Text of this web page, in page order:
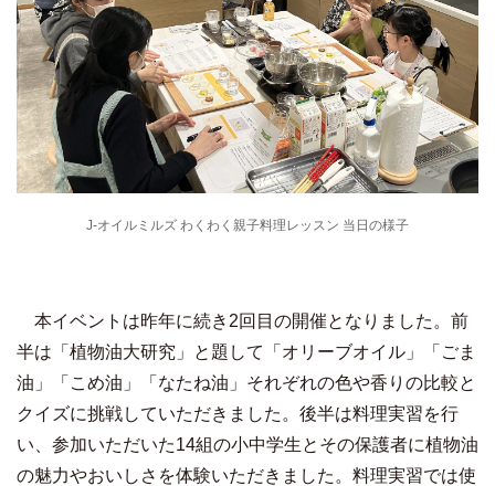
J-オイルミルズ わくわく親子料理レッスン 当日の様子
本イベントは昨年に続き2回目の開催となりました。前
半は「植物油大研究」と題して「オリーブオイル」「ごま
油」「こめ油」「なたね油」それぞれの色や香りの比較と
クイズに挑戦していただきました。後半は料理実習を行
い、参加いただいた14組の小中学生とその保護者に植物油
の魅力やおいしさを体験いただきました。料理実習では使